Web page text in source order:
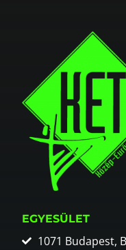
EGYESÜLET
1071 Budapest,